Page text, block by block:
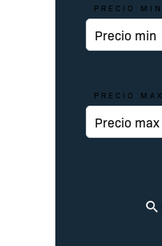
PRECIO MIN
PRECIO MAX